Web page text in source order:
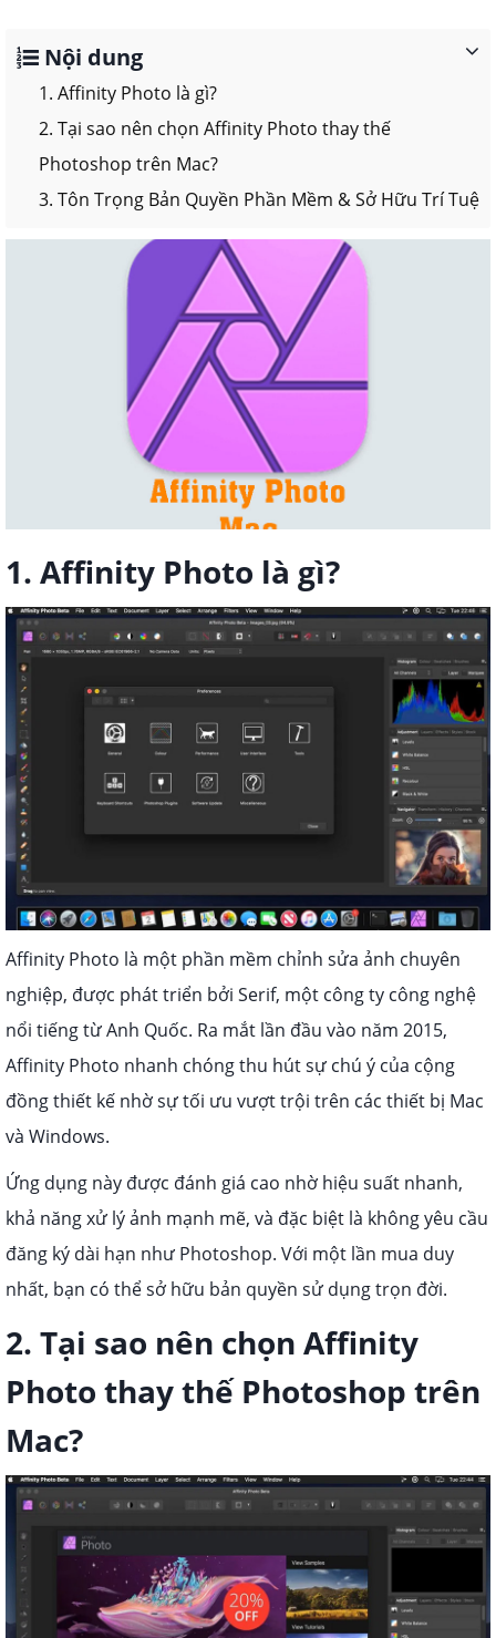
Nội dung
1. Affinity Photo là gì?
2. Tại sao nên chọn Affinity Photo thay thế
Photoshop trên Mac?
3. Tôn Trọng Bản Quyền Phần Mềm & Sở Hữu Trí Tuệ
1. Affinity Photo là gì?
Affinity Photo là một phần mềm chỉnh sửa ảnh chuyên
nghiệp, được phát triển bởi Serif, một công ty công nghệ
nổi tiếng từ Anh Quốc. Ra mắt lần đầu vào năm 2015,
Affinity Photo nhanh chóng thu hút sự chú ý của cộng
đồng thiết kế nhờ sự tối ưu vượt trội trên các thiết bị Mac
và Windows.
Ứng dụng này được đánh giá cao nhờ hiệu suất nhanh,
khả năng xử lý ảnh mạnh mẽ, và đặc biệt là không yêu cầu
đăng ký dài hạn như Photoshop. Với một lần mua duy
nhất, bạn có thể sở hữu bản quyền sử dụng trọn đời.
2. Tại sao nên chọn Affinity
Photo thay thế Photoshop trên
Mac?